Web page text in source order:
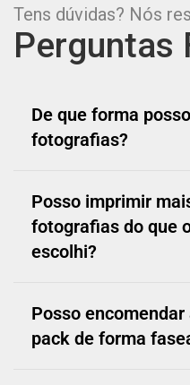
Tens dúvidas? Nós
Perguntas
De que forma
fotografias?
Posso imprimir
fotografias do que
escolhi?
Posso
pack de forma